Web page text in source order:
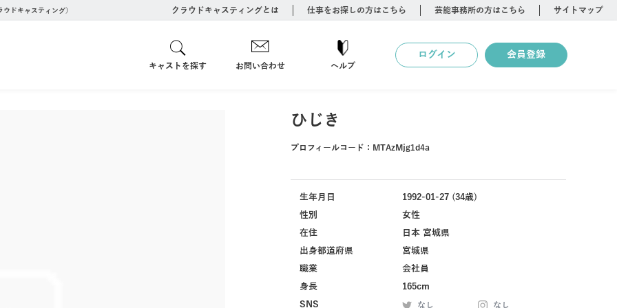
ドキャスティング） クラウドキャスティングとは 仕事をお探しの方はこちら 芸能事務所の方はこちら サイトマップ
キャストを探す お問い合わせ ヘルプ
ログイン 会員登録
ひじき
プロフィールコード： MTAzMjg1d4a
生年月日
1992-01-27 (34歳)
性別
女性
在住
日本 宮城県
出身都道府県
宮城県
職業
会社員
身長
165cm
SNS
なし なし